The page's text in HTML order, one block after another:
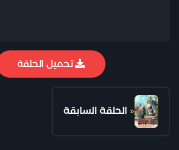
تحميل الحلقة
« الحلقة السابقة